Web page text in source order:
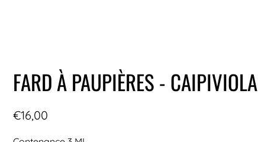
FARD À PAUPIÈRES - CAIPIVIOLA
€16,00